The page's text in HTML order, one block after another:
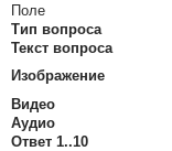
Поле
Тип вопроса
Текст вопроса
Изображение
Видео
Аудио
Ответ 1..10